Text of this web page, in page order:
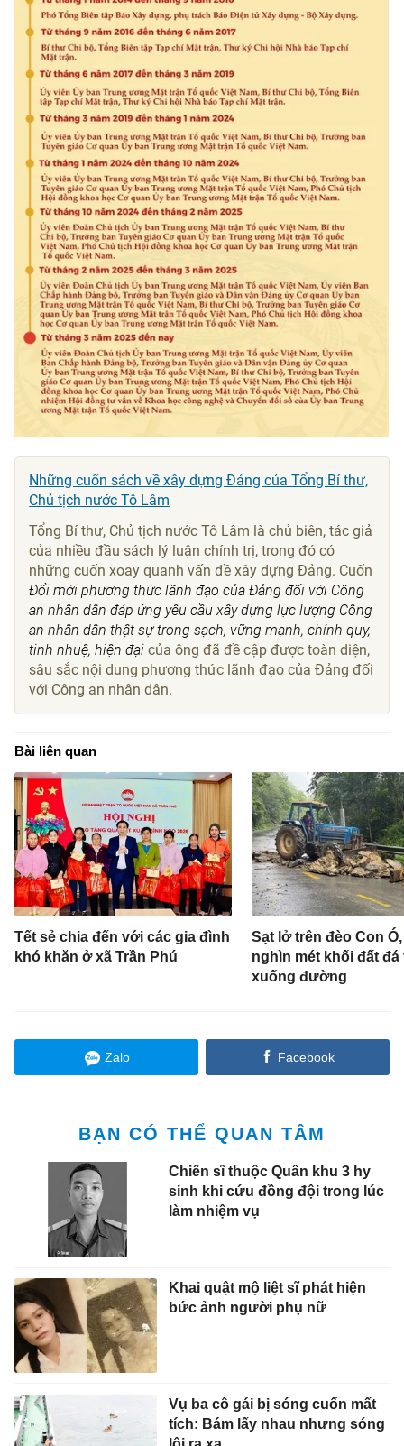
Những cuốn sách về xây dựng Đảng của Tổng Bí thư,
Chủ tịch nước Tô Lâm
Tổng Bí thư, Chủ tịch nước Tô Lâm là chủ biên, tác giả
của nhiều đầu sách lý luận chính trị, trong đó có
những cuốn xoay quanh vấn đề xây dựng Đảng. Cuốn
Đổi mới phương thức lãnh đạo của Đảng đối với Công
an nhân dân đáp ứng yêu cầu xây dựng lực lượng Công
an nhân dân thật sự trong sạch, vững mạnh, chính quy,
tinh nhuệ, hiện đại của ông đã đề cập được toàn diện,
sâu sắc nội dung phương thức lãnh đạo của Đảng đối
với Công an nhân dân.
Bài liên quan
Tết sẻ chia đến với các gia đình
khó khăn ở xã Trần Phú
Sạt lở trên đèo Con
nghìn mét khối đất đá
xuống đường
Zalo Facebook
BẠN CÓ THỂ QUAN TÂM
Chiến sĩ thuộc Quân khu 3 hy
sinh khi cứu đồng đội trong lúc
làm nhiệm vụ
Khai quật mộ liệt sĩ phát hiện
bức ảnh người phụ nữ
Vụ ba cô gái bị sóng cuốn mất
tích: Bám lấy nhau nhưng sóng